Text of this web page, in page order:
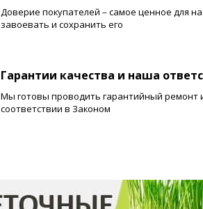
Доверие покупателей – самое ценное для
завоевать и сохранить его
Гарантии качества и наша
Мы готовы проводить гарантийный ремонт
соответствии в Законом